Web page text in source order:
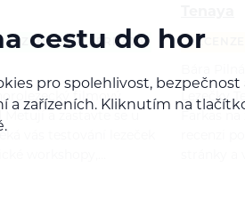
LEZENÍ VIA FERRATA
filmový
a zastavte se u
vás testování lezeček
RECENZE
Lezečky
cestu do hor
pro spolehlivost,
a zařízeních. Kliknutím na